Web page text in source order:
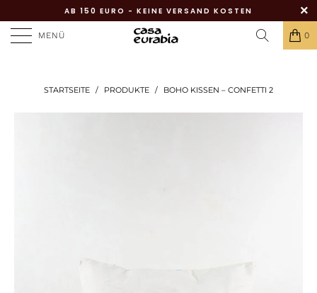
AB 150 EURO - KEINE VERSAND KOSTEN
MENÜ 0
STARTSEITE / PRODUKTE / BOHO KISSEN – CONFETTI 2